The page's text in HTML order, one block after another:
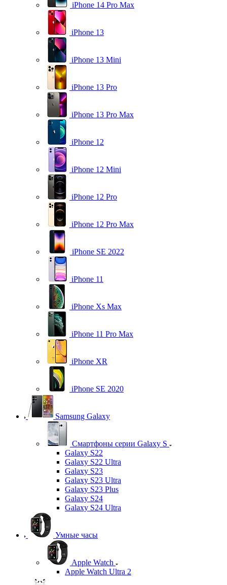
iPhone 14 Pro Max
iPhone 13
iPhone 13 Mini
iPhone 13 Pro
iPhone 13 Pro Max
iPhone 12
iPhone 12 Mini
iPhone 12 Pro
iPhone 12 Pro Max
iPhone SE 2022
iPhone 11
iPhone Xs Max
iPhone 11 Pro Max
iPhone XR
iPhone SE 2020
Samsung Galaxy
Смартфоны серии Galaxy S
Galaxy S22
Galaxy S22 Ultra
Galaxy S23
Galaxy S23 Ultra
Galaxy S23 Plus
Galaxy S24
Galaxy S24 Ultra
Умные часы
Apple Watch
Apple Watch Ultra 2